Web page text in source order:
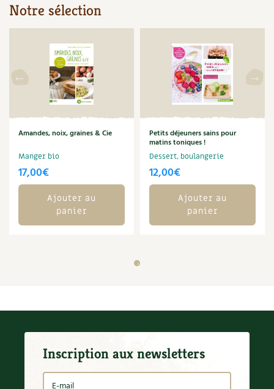
Conseils vidéo des4 saisons
Secrets d’abonné
Tous au jardin ! avec Pascal
La vie secrète du jardin
BD : La folle histoire des plantes
Notre sélection
Amandes, noix, graines & Cie
Manger bio
17,00€
Ajouter au
panier
Petits déjeuners sains pour
matins toniques !
Dessert, boulangerie
12,00€
Ajouter au
panier
Inscription aux newsletters